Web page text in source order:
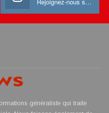
Rejoignez-nous sur Instagram
généraliste qui traite